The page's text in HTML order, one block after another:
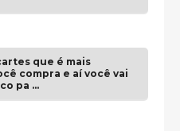
que é mais
compra e aí você vai
pa …